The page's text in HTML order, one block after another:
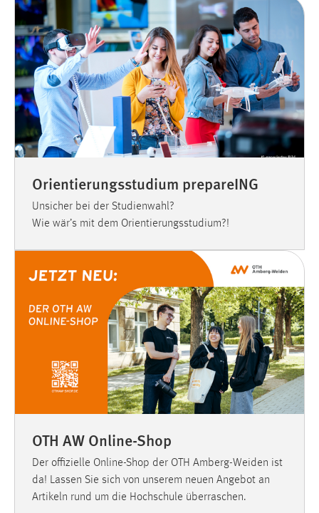
Orientierungsstudium prepareING
Unsicher bei der Studienwahl?
Wie wär’s mit dem Orientierungsstudium?!
OTH AW Online-Shop
Der offizielle Online-Shop der OTH Amberg-Weiden ist
da! Lassen Sie sich von unserem neuen Angebot an
Artikeln rund um die Hochschule überraschen.